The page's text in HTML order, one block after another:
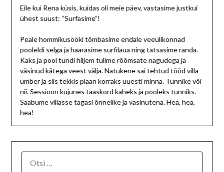
Eile kui Rena küsis, kuidas oli meie päev, vastasime justkui
ühest suust: “Surfasime”!
Peale hommikusööki tõmbasime endale veeülikonnad
pooleldi selga ja haarasime surfilaua ning tatsasime randa.
Kaks ja pool tundi hiljem tulime rõõmsate nägudega ja
väsinud kätega veest välja. Natukene sai tehtud tööd villa
ümber ja siis tekkis plaan korraks uuesti minna. Tunnike või
nii. Sessioon kujunes taaskord kaheks ja pooleks tunniks.
Saabume villasse tagasi õnnelike ja väsinutena. Hea, hea,
hea!